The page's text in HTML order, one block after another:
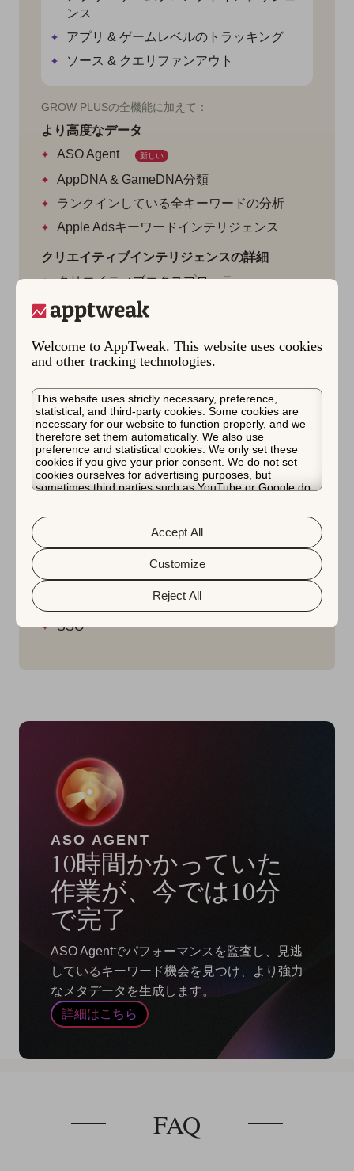
Welcome to AppTweak. This website uses cookies
and other tracking technologies.
This website uses strictly necessary, preference,
statistical, and third-party cookies. Some cookies are
necessary for our website to function properly, and we
therefore set them automatically. We also use
preference and statistical cookies. We only set these
cookies if you give your prior consent. We do not set
cookies ourselves for advertising purposes, but
sometimes third parties such as YouTube or Google do.
about the protection of your personal data and the
different cookies we use, please read our
&Privacy Policy. You can customize your cookie settings
and preferences by clicking the “Customize” button.
Reject All
Customize
Accept All
ンス
アプリ & ゲームレベルのトラッキング
ソース & クエリファンアウト
GROW PLUSの全機能に加えて：
より高度なデータ
ASO Agent
新しい
AppDNA & GameDNA分類
ランクインしている全キーワードの分析
Apple Adsキーワードインテリジェンス
クリエイティブインテリジェンスの詳細
クリエイティブエクスプローラー
CPP & CSL Explorer
ローカライゼーションインサイト
レポートの詳細：
増分分析
グローバル分析
チームワークの詳細
チーム用ワークスペース
専任のアカウントマネージャー
SSO
ASO AGENT
10時間かかっていた
作業が、今では10分
で完了
ASO Agentでパフォーマンスを監査し、見逃
しているキーワード機会を見つけ、より強力
なメタデータを生成します。
詳細はこちら
FAQ